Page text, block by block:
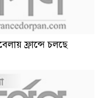
ফ্রান্সে চলছে